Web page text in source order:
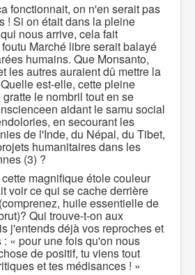
fonctionnait, on n'en serait pas
! Si on était dans la pleine
nous arrive, cela fait
Marché libre serait balayé
humains. Que Monsanto,
les autres auraient dû mettre la
est-elle, cette pleine
le nombril tout en se
aidant le samu social
en secourant les
de l'Inde, du Népal, du Tibet,
humanitaires dans les
(3) ?
magnifique étole couleur
voir ce qui se cache derrière
huile essentielle de
Qui trouve-t-on aux
j'entends déjà vos reproches et
« pour une fois qu'on nous
de positif, tu viens tout
et tes médisances ! »